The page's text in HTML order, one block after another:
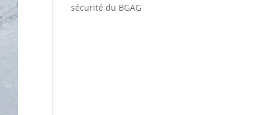
sécurité du BGAG